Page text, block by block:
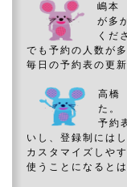
嶋本
が多
くだ
でも予約の人数が
毎日の予約表の更
高橋
た。
予約
いし、登録制には
カスタマイズしや
使うことになると